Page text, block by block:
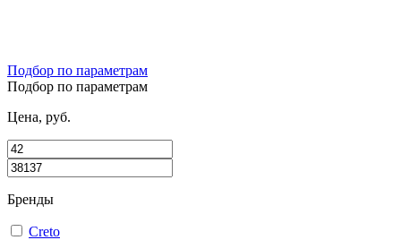
Подбор по параметрам
Подбор по параметрам
Цена, руб.
Бренды
Creto